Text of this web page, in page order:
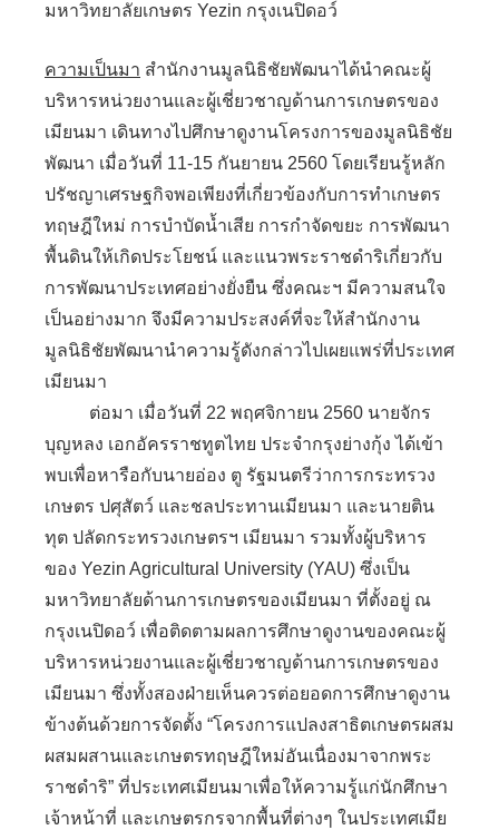
มหาวิทยาลัยเกษตร Yezin กรุงเนปิดอว์
ความเป็นมา สำนักงานมูลนิธิชัยพัฒนาได้นำคณะผู้
บริหารหน่วยงานและผู้เชี่ยวชาญด้านการเกษตรของ
เมียนมา เดินทางไปศึกษาดูงานโครงการของมูลนิธิชัย
พัฒนา เมื่อวันที่ 11-15 กันยายน 2560 โดยเรียนรู้หลัก
ปรัชญาเศรษฐกิจพอเพียงที่เกี่ยวข้องกับการทำเกษตร
ทฤษฎีใหม่ การบำบัดน้ำเสีย การกำจัดขยะ การพัฒนา
พื้นดินให้เกิดประโยชน์ และแนวพระราชดำริเกี่ยวกับ
การพัฒนาประเทศอย่างยั่งยืน ซึ่งคณะฯ มีความสนใจ
เป็นอย่างมาก จึงมีความประสงค์ที่จะให้สำนักงาน
มูลนิธิชัยพัฒนานำความรู้ดังกล่าวไปเผยแพร่ที่ประเทศ
เมียนมา
ต่อมา เมื่อวันที่ 22 พฤศจิกายน 2560 นายจักร
บุญหลง เอกอัครราชทูตไทย ประจำกรุงย่างกุ้ง ได้เข้า
พบเพื่อหารือกับนายอ่อง ตู รัฐมนตรีว่าการกระทรวง
เกษตร ปศุสัตว์ และชลประทานเมียนมา และนายติน
ทุต ปลัดกระทรวงเกษตรฯ เมียนมา รวมทั้งผู้บริหาร
ของ Yezin Agricultural University (YAU) ซึ่งเป็น
มหาวิทยาลัยด้านการเกษตรของเมียนมา ที่ตั้งอยู่ ณ
กรุงเนปิดอว์ เพื่อติดตามผลการศึกษาดูงานของคณะผู้
บริหารหน่วยงานและผู้เชี่ยวชาญด้านการเกษตรของ
เมียนมา ซึ่งทั้งสองฝ่ายเห็นควรต่อยอดการศึกษาดูงาน
ข้างต้นด้วยการจัดตั้ง “โครงการแปลงสาธิตเกษตรผสม
ผสมผสานและเกษตรทฤษฎีใหม่อันเนื่องมาจากพระ
ราชดำริ” ที่ประเทศเมียนมาเพื่อให้ความรู้แก่นักศึกษา
เจ้าหน้าที่ และเกษตรกรจากพื้นที่ต่างๆ ในประเทศเมีย